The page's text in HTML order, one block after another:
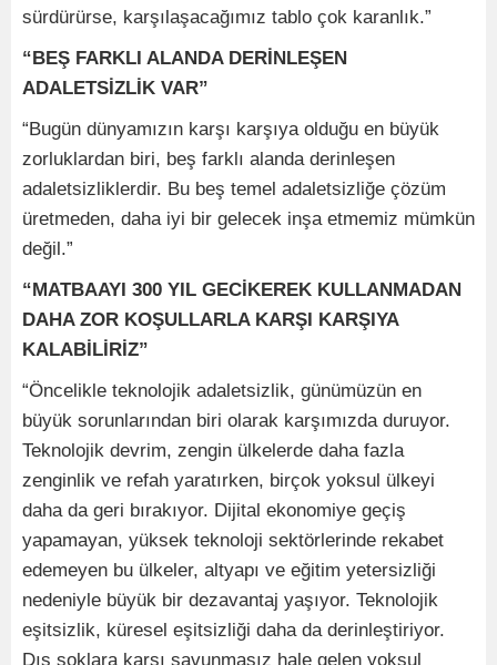
sürdürürse, karşılaşacağımız tablo çok karanlık.”
“BEŞ FARKLI ALANDA DERİNLEŞEN
ADALETSİZLİK VAR”
“Bugün dünyamızın karşı karşıya olduğu en büyük
zorluklardan biri, beş farklı alanda derinleşen
adaletsizliklerdir. Bu beş temel adaletsizliğe çözüm
üretmeden, daha iyi bir gelecek inşa etmemiz mümkün
değil.”
“MATBAAYI 300 YIL GECİKEREK KULLANMADAN
DAHA ZOR KOŞULLARLA KARŞI KARŞIYA
KALABİLİRİZ”
“Öncelikle teknolojik adaletsizlik, günümüzün en
büyük sorunlarından biri olarak karşımızda duruyor.
Teknolojik devrim, zengin ülkelerde daha fazla
zenginlik ve refah yaratırken, birçok yoksul ülkeyi
daha da geri bırakıyor. Dijital ekonomiye geçiş
yapamayan, yüksek teknoloji sektörlerinde rekabet
edemeyen bu ülkeler, altyapı ve eğitim yetersizliği
nedeniyle büyük bir dezavantaj yaşıyor. Teknolojik
eşitsizlik, küresel eşitsizliği daha da derinleştiriyor.
Dış şoklara karşı savunmasız hale gelen yoksul